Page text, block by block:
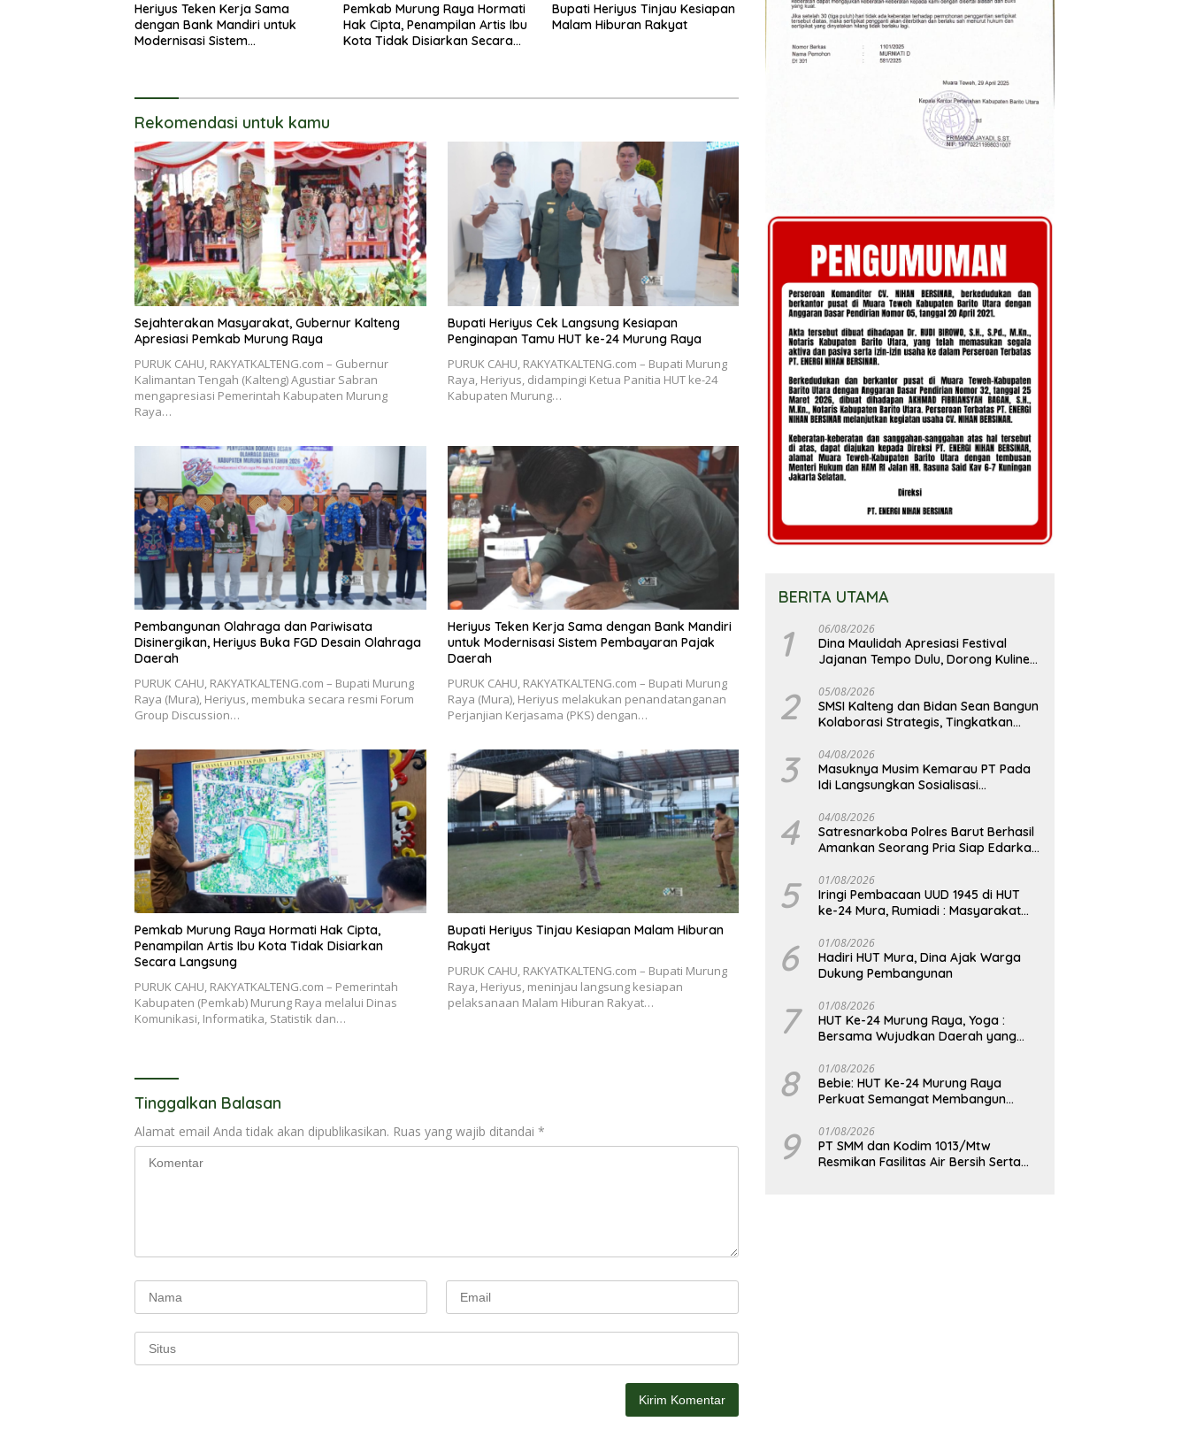
Heriyus Teken Kerja Sama
dengan Bank Mandiri untuk
Modernisasi Sistem
Pemkab Murung Raya Hormati
Hak Cipta, Penampilan Artis Ibu
Kota Tidak Disiarkan Secara
Bupati Heriyus Tinjau Kesiapan
Malam Hiburan Rakyat
Rekomendasi untuk kamu
Sejahterakan Masyarakat, Gubernur Kalteng
Apresiasi Pemkab Murung Raya
PURUK CAHU, RAKYATKALTENG.com – Gubernur
Kalimantan Tengah (Kalteng) Agustiar Sabran
mengapresiasi Pemerintah Kabupaten Murung
Raya…
Bupati Heriyus Cek Langsung Kesiapan
Penginapan Tamu HUT ke-24 Murung Raya
PURUK CAHU, RAKYATKALTENG.com – Bupati Murung
Raya, Heriyus, didampingi Ketua Panitia HUT ke-24
Kabupaten Murung…
Pembangunan Olahraga dan Pariwisata
Disinergikan, Heriyus Buka FGD Desain Olahraga
Daerah
PURUK CAHU, RAKYATKALTENG.com – Bupati Murung
Raya (Mura), Heriyus, membuka secara resmi Forum
Group Discussion…
Heriyus Teken Kerja Sama dengan Bank Mandiri
untuk Modernisasi Sistem Pembayaran Pajak
Daerah
PURUK CAHU, RAKYATKALTENG.com – Bupati Murung
Raya (Mura), Heriyus melakukan penandatanganan
Perjanjian Kerjasama (PKS) dengan…
Pemkab Murung Raya Hormati Hak Cipta,
Penampilan Artis Ibu Kota Tidak Disiarkan
Secara Langsung
PURUK CAHU, RAKYATKALTENG.com – Pemerintah
Kabupaten (Pemkab) Murung Raya melalui Dinas
Komunikasi, Informatika, Statistik dan…
Bupati Heriyus Tinjau Kesiapan Malam Hiburan
Rakyat
PURUK CAHU, RAKYATKALTENG.com – Bupati Murung
Raya, Heriyus, meninjau langsung kesiapan
pelaksanaan Malam Hiburan Rakyat…
Tinggalkan Balasan
Alamat email Anda tidak akan dipublikasikan. Ruas yang wajib ditandai *
BERITA UTAMA
1 06/08/2026
Dina Maulidah Apresiasi Festival
Jajanan Tempo Dulu, Dorong Kuliner
2 05/08/2026
SMSI Kalteng dan Bidan Sean Bangun
Kolaborasi Strategis, Tingkatkan
3 04/08/2026
Masuknya Musim Kemarau PT Pada
Idi Langsungkan Sosialisasi
4 04/08/2026
Satresnarkoba Polres Barut Berhasil
Amankan Seorang Pria Siap Edarkan
Gram
5 01/08/2026
Iringi Pembacaan UUD 1945 di HUT
ke-24 Mura, Rumiadi : Masyarakat
yang Lebih Besar
6 01/08/2026
Hadiri HUT Mura, Dina Ajak Warga
Dukung Pembangunan
7 01/08/2026
HUT Ke-24 Murung Raya, Yoga :
Bersama Wujudkan Daerah yang
8 01/08/2026
Bebie: HUT Ke-24 Murung Raya
Perkuat Semangat Membangun
9 01/08/2026
PT SMM dan Kodim 1013/Mtw
Resmikan Fasilitas Air Bersih Serta